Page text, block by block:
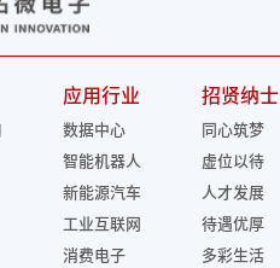
应用行业
数据中心
智能机器人
新能源汽车
工业互联网
消费电子
招贤纳士
同心筑梦
虚位以待
人才发展
待遇优厚
多彩生活